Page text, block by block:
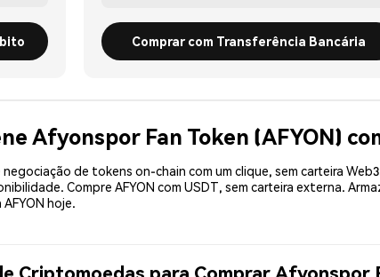
Comprar com Transferência Bancária
Afyonspor Fan Token (AFYON)
de tokens on-chain com um clique, sem carteira
Compre AFYON com USDT, sem carteira externa.
hoje.